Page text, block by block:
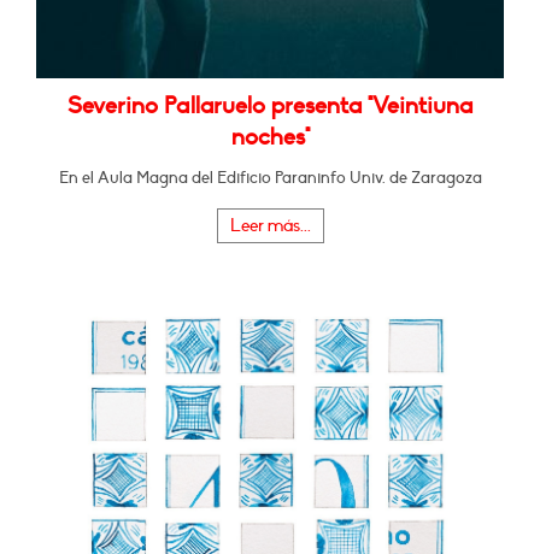
Severino Pallaruelo presenta "Veintiuna
noches"
En el Aula Magna del Edificio Paraninfo Univ. de Zaragoza
Leer más...